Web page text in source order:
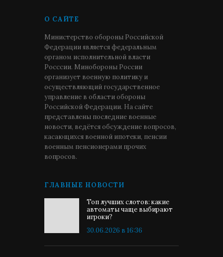
О САЙТЕ
Министерство обороны Российской
Федерации является федеральным
органом исполнительной власти
Росссии. Минобороны России
организует военную политику и
осуществляющий государственное
управление в области обороны
Российской Федерации. На сайте
представлены последние военные
новости, ведётся обсуждение вопросов,
касающихся военной ипотеки, пенсии
военным пенсионерами прочих
вопросов.
ГЛАВНЫЕ НОВОСТИ
Топ лучших слотов: какие
автоматы чаще выбирают
игроки?
30.06.2026 в 16:36